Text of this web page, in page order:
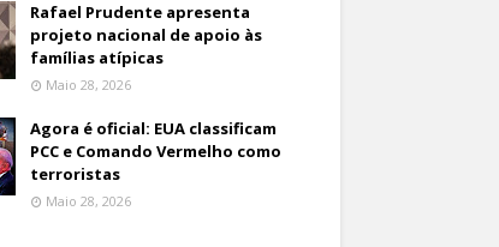
Rafael Prudente apresenta
projeto nacional de apoio às
famílias atípicas
Maio 28, 2026
Agora é oficial: EUA classificam
PCC e Comando Vermelho como
terroristas
Maio 28, 2026